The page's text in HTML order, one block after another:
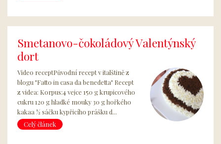
Smetanovo-čokoládový Valentýnský
dort
Video receptPůvodní recept v italštině z
blogu "Fatto in casa da benedetta" Recept
z videa: Korpus:4 vejce 150 g krupicového
cukru 120 g hladké mouky 30 g hořkého
kakaa ½ sáčku kypřicího prášku d...
Celý článek